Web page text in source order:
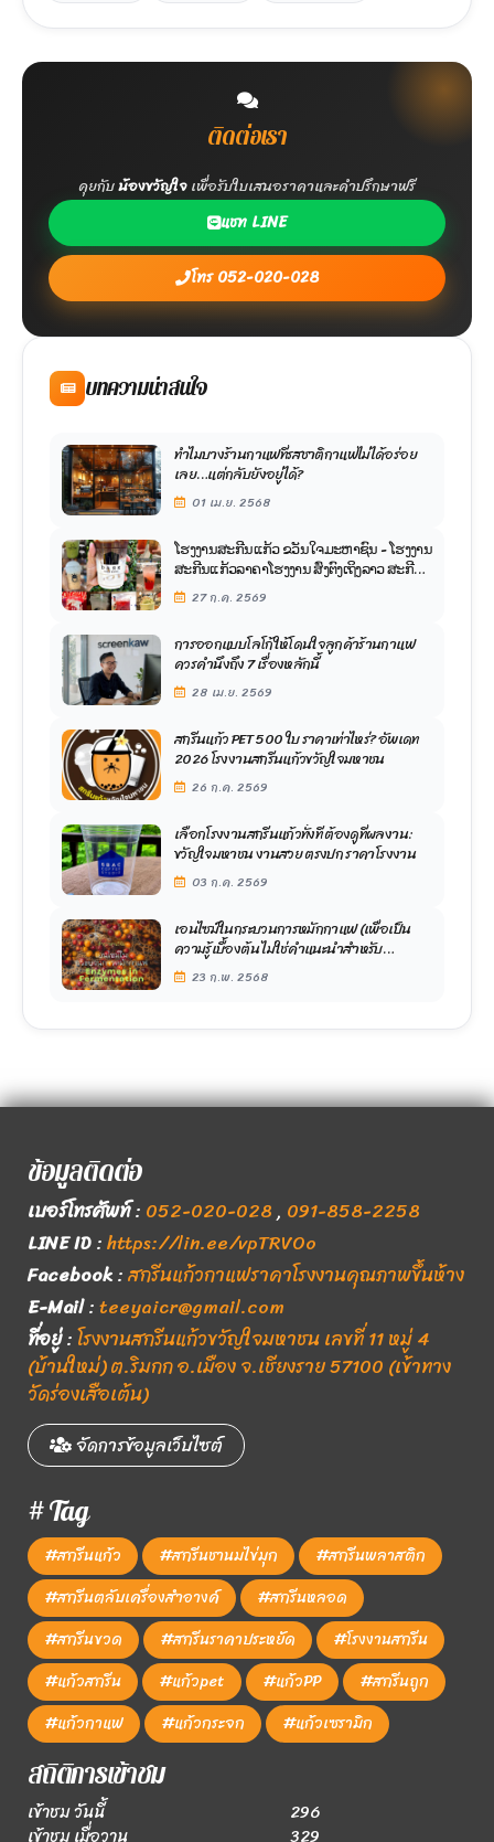
ติดต่อเรา
คุยกับน้องขวัญใจเพื่อรับใบเสนอราคาและคำปรึกษาฟรี
แชท LINE
โทร 052-020-028
บทความน่าสนใจ
ทำไมบางร้านกาแฟที่รสชาติกาแฟไม่ได้อร่อย
เลย…แต่กลับยังอยู่ได้?
01 เม.ย. 2568
ໂຮງງານສະກີນແກ້ວ ຂວັນໃຈມະຫາຊົນ - ໂຮງງານ
ສະກີນແກ້ວລາຄາໂຮງງານ ສົ່ງຕົງເຖິງລາວ ສະກີນ
ແກ້ວກັບ ຂວັນໃຈມະຫາຊົນ ດີກວ່າແນວໃດ?
27 ก.ค. 2569
การออกแบบโลโก้ให้โดนใจลูกค้าร้านกาแฟ
ควรคำนึงถึง 7 เรื่องหลักนี้
28 เม.ย. 2569
สกรีนแก้ว PET 500 ใบ ราคาเท่าไหร่? อัพเดท
2026 โรงงานสกรีนแก้วขวัญใจมหาชน
26 ก.ค. 2569
เลือกโรงงานสกรีนแก้วทั้งที ต้องดูที่ผลงาน:
ขวัญใจมหาชน งานสวย ตรงปก ราคาโรงงาน
03 ก.ค. 2569
เอนไซม์ในกระบวนการหมักกาแฟ (เพื่อเป็น
ความรู้เบื้องต้น ไม่ใช่คำแนะนำสำหรับ
เกษตรกรครับ)
23 ก.พ. 2568
ข้อมูลติดต่อ
เบอร์โทรศัพท์: 052-020-028, 091-858-2258
LINE ID:https://lin.ee/vpTRVOo
Facebook:สกรีนแก้วกาแฟราคาโรงงานคุณภาพขึ้นห้าง
E-Mail:teeyaicr@gmail.com
ที่อยู่:โรงงานสกรีนแก้วขวัญใจมหาชน เลขที่ 11 หมู่ 4
(บ้านใหม่) ต.ริมกก อ.เมือง จ.เชียงราย 57100 (เข้าทาง
วัดร่องเสือเต้น)
จัดการข้อมูลเว็บไซต์
# Tag
#สกรีนแก้ว #สกรีนชานมไข่มุก
#สกรีนพลาสติก
#สกรีนตลับเครื่องสำอางค์
#สกรีนหลอด
#สกรีนขวด
#สกรีนราคาประหยัด
#โรงงานสกรีน
#แก้วสกรีน
#แก้วpet #แก้วPP
#สกรีนถูก
#แก้วกาแฟ
#แก้วกระจก #แก้วเซรามิก
สถิติการเข้าชม
เข้าชม วันนี้
296